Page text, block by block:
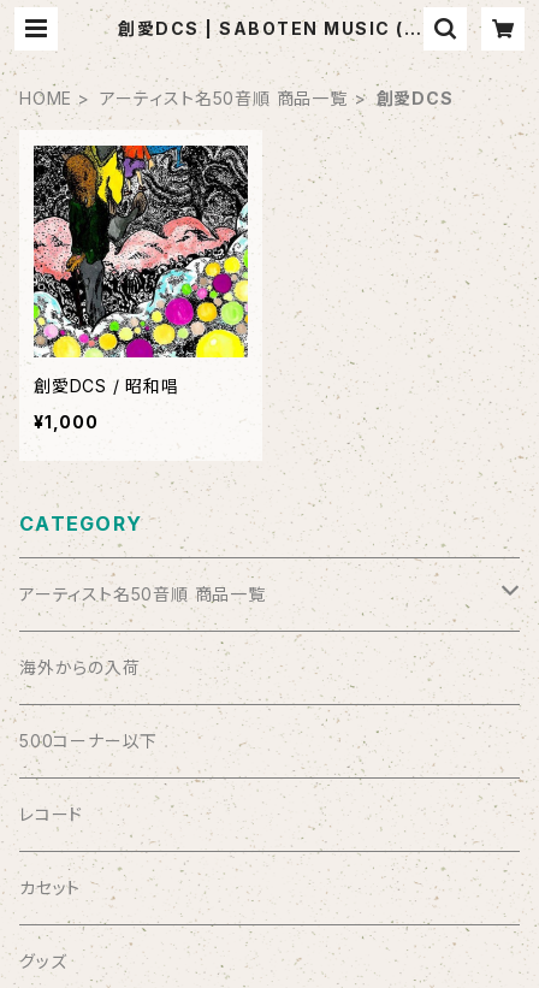
創愛DCS | SABOTEN MUSIC (セ
レクトCDショップ)
HOME アーティスト名50音順 商品一覧 創愛DCS
創愛DCS / 昭和唱
¥1,000
CATEGORY
アーティスト名50音順 商品一覧
ABSOLUTE LOSERS
AFRICA
AGU
AIRCRAFT
airlie
海外からの入荷
500コーナー以下
レコード
カセット
グッズ